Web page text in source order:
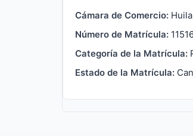
Cámara de Comercio: Huila
Número de Matrícula:
Categoría de la Matrícula:
Estado de la Matrícula: